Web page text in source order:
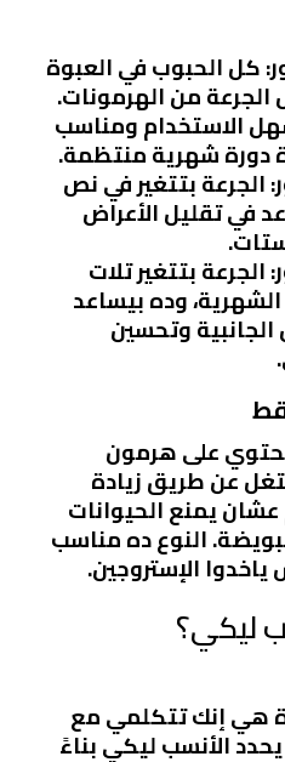
: كل الحبوب في العبوة
من الهرمونات.
الاستخدام ومناسب
دورة شهرية منتظمة.
: الجرعة بتتغير في نص
في تقليل الأعراض
: الجرعة بتتغير تلات
وده بيساعد
وتحسين
على هرمون
عن طريق زيادة
يمنع الحيوانات
النوع ده مناسب
الإستروجين.
ليكي؟
هي إنك تتكلمي مع
الأنسب ليكي بناءً